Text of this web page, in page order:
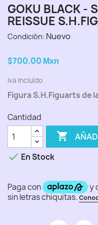
GOKU BLACK -
REISSUE
Condición: Nuevo
$700.00 Mxn
Iva Incluído
Figura S.H.Figuarts de
Cantidad

 En Stock